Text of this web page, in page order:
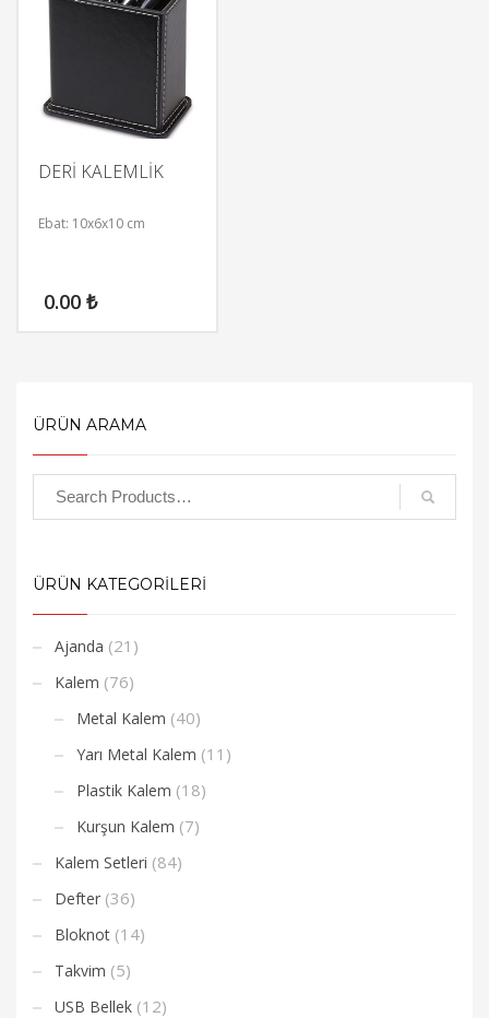
DERİ KALEMLİK
Ebat: 10x6x10 cm
0.00 ₺
ÜRÜN ARAMA
ÜRÜN KATEGORİLERİ
Ajanda (21)
Kalem (76)
Metal Kalem (40)
Yarı Metal Kalem (11)
Plastik Kalem (18)
Kurşun Kalem (7)
Kalem Setleri (84)
Defter (36)
Bloknot (14)
Takvim (5)
USB Bellek (12)